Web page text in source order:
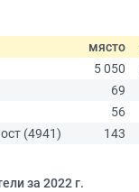
място
5 050
69
56
(4941)
143
за 2022 г.